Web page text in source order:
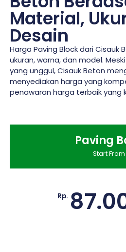
Material,
Desain
Harga Paving Block dari Cisauk
ukuran, warna, dan model.
yang unggul, Cisauk Beton
menyediakan harga yang
penawaran harga terbaik yang
Paving
Start From
Rp.